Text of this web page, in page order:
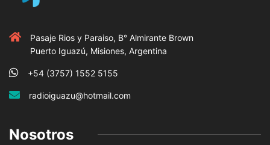
Pasaje Rios y Paraiso, B° Almirante Brown
Puerto Iguazú, Misiones, Argentina
+54 (3757) 1552 5155
radioiguazu@hotmail.com
Nosotros